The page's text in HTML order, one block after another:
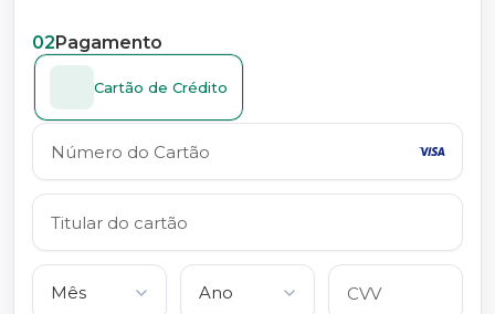
02Pagamento
Cartão de Crédito